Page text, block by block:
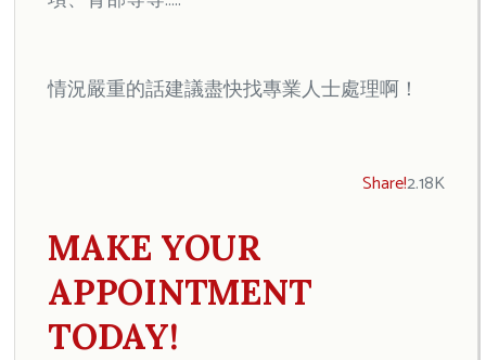
情況嚴重的話建議盡快找專業人士處理啊！
Share!2.18K
MAKE YOUR
APPOINTMENT
TODAY!